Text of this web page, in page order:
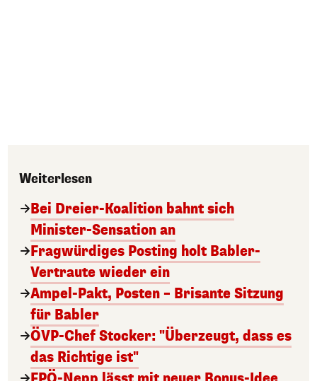
Weiterlesen
Bei Dreier-Koalition bahnt sich
Minister-Sensation an
Fragwürdiges Posting holt Babler-
Vertraute wieder ein
Ampel-Pakt, Posten – Brisante Sitzung
für Babler
ÖVP-Chef Stocker: "Überzeugt, dass es
das Richtige ist"